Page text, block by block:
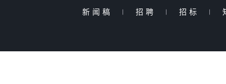
新闻稿 | 招聘 | 招标 |